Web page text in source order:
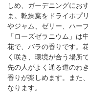
しめ、ガーデニングにお
ま。乾燥葉をドライポプ
やジャム、ゼリー、ハー
「ローズゼラニウム」
花で、バラの香りです。
く咲き、環境が合う場所
先の人がよく通る道のわ
香りが楽しめます。また
なります。